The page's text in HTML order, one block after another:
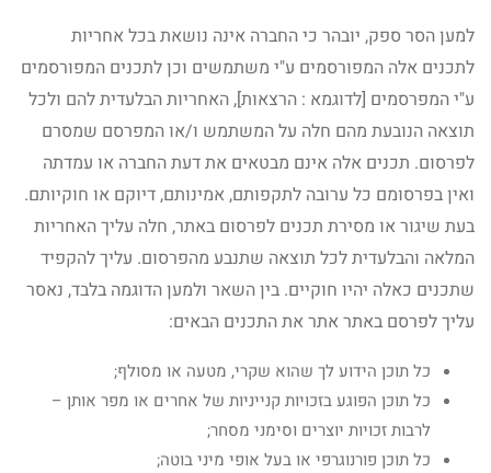
למען הסר ספק, יובהר כי החברה אינה נושאת בכל אחריות
לתכנים אלה המפורסמים ע"י משתמשים וכן לתכנים המפורסמים
ע"י המפרסמים [לדוגמא : הרצאות], האחריות הבלעדית להם ולכל
תוצאה הנובעת מהם חלה על המשתמש ו/או המפרסם שמסרם
לפרסום. תכנים אלה אינם מבטאים את דעת החברה או עמדתה
ואין בפרסומם כל ערובה לתקפותם, אמינותם, דיוקם או חוקיותם.
בעת שיגור או מסירת תכנים לפרסום באתר, חלה עליך האחריות
המלאה והבלעדית לכל תוצאה שתנבע מהפרסום. עליך להקפיד
שתכנים כאלה יהיו חוקיים. בין השאר ולמען הדוגמה בלבד, נאסר
עליך לפרסם באתר אתר את התכנים הבאים:
כל תוכן הידוע לך שהוא שקרי, מטעה או מסולף;
כל תוכן הפוגע בזכויות קנייניות של אחרים או מפר אותן –
לרבות זכויות יוצרים וסימני מסחר;
כל תוכן פורנוגרפי או בעל אופי מיני בוטה;